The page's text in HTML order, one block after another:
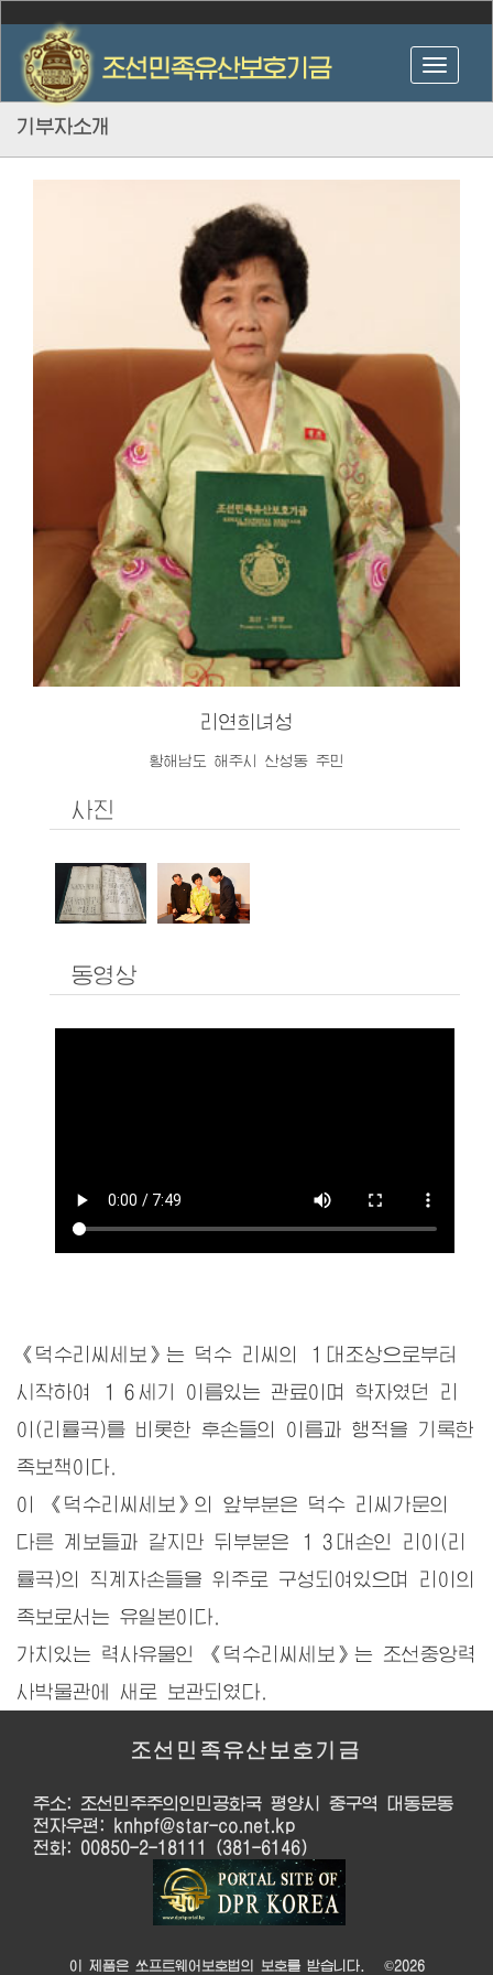
기부자소개
리연희녀성
황해남도 해주시 산성동 주민
사진
동영상
《덕수리씨세보》는 덕수 리씨의 １대조상으로부터
시작하여 １６세기 이름있는 관료이며 학자였던 리
이(리률곡)를 비롯한 후손들의 이름과 행적을 기록한
족보책이다.
이 《덕수리씨세보》의 앞부분은 덕수 리씨가문의
다른 계보들과 같지만 뒤부분은 １３대손인 리이(리
률곡)의 직계자손들을 위주로 구성되여있으며 리이의
족보로서는 유일본이다.
가치있는 력사유물인 《덕수리씨세보》는 조선중앙력
사박물관에 새로 보관되였다.
조선민족유산보호기금
주소: 조선민주주의인민공화국 평양시 중구역 대동문동
전자우편: knhpf@star-co.net.kp
전화: 00850-2-18111 (381-6146)
이 제품은 쏘프트웨어보호법의 보호를 받습니다. ©2026